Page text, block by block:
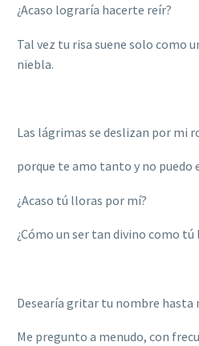
¿Acaso lograría hacerte reír?
Tal vez tu risa suene solo como
niebla.
Las lágrimas se deslizan por mi
porque te amo tanto y no puedo
¿Acaso tú lloras por mí?
¿Cómo un ser tan divino como tú
Desearía gritar tu nombre hasta
Me pregunto a menudo, con